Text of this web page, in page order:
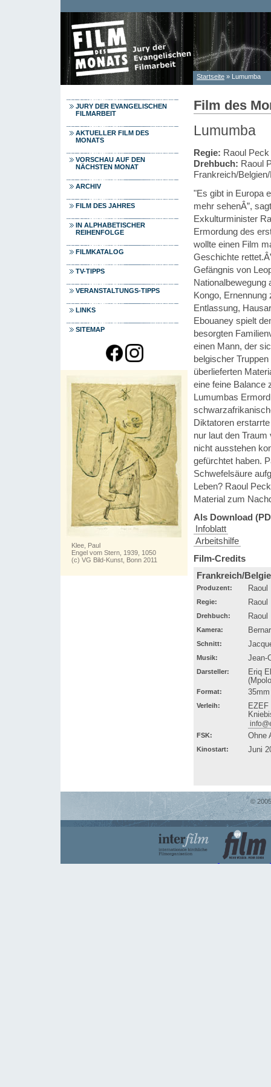
Sie sind hier
Startseite » Lumumba
JURY DER EVANGELISCHEN
FILMARBEIT
AKTUELLER FILM DES
MONATS
VORSCHAU AUF DEN
NÄCHSTEN MONAT
ARCHIV
FILM DES JAHRES
IN ALPHABETISCHER
REIHENFOLGE
FILMKATALOG
TV-TIPPS
VERANSTALTUNGS-TIPPS
LINKS
SITEMAP
Klee, Paul
Engel vom Stern, 1939, 1050
(c) VG Bild-Kunst, Bonn 2011
Film des
Lumumba
Regie: Raoul Peck
Drehbuch: Raoul
Frankreich/
"Es gibt in Europa
mehr sehenÂ”,
Exkulturminister
Ermordung des
wollte einen Film
Geschichte
Gefängnis von
Nationalbewegung
Kongo,
Entlassung,
Ebouaney spielt
besorgten
einen Mann, der
belgischer
überlieferten
eine feine Balance
Lumumbas
Diktatoren
nur laut den
nicht ausstehen
gefürchtet haben.
Schwefelsäure
Leben? Raoul
Material zum
Als Download
Infoblatt
Arbeitshilfe
Film-Credits
Frankreich/
Produzent: Raoul
Regie: Raoul
Drehbuch:
Kamera:
Schnitt:
Musik: Jean-
Darsteller:
Eriq
Format:
Verleih:
EZEF
FSK: Ohne
Kinostart: Juni
©